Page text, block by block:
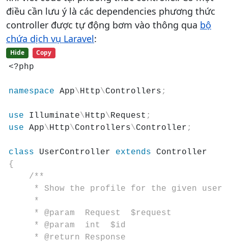
điều cần lưu ý là các dependencies phương thức
controller được tự động bơm vào thông qua bộ
chứa dịch vụ Laravel:
Hide Copy
<?php
namespace App\Http\Controllers ;
use Illuminate\Http\Request ;
use App\Http\Controllers\Controller ;
class UserController extends
{
/**
     * Show the profile for the given user.
     *
     * @param  Request  $request
     * @param  int  $id
     * @return Response